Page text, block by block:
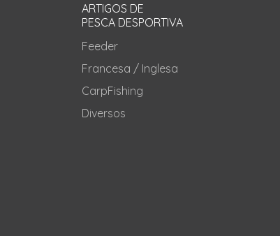
ARTIGOS DE
PESCA DESPORTIVA
Feeder
Francesa / Inglesa
CarpFishing
Diversos